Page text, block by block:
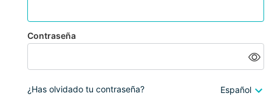
Contraseña
¿Has olvidado tu contraseña? Español